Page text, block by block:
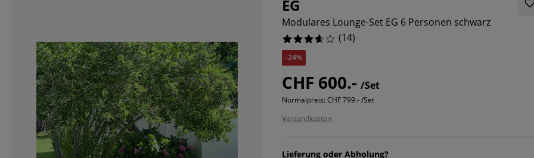
EG
Modulares Lounge-Set EG 6 Personen schwarz
(14)
-24%
CHF 600.- /Set
Normalpreis: CHF 799.- /Set
Versandkosten
Lieferung oder Abholung?
28.57142857142857%
7.142857142857142%